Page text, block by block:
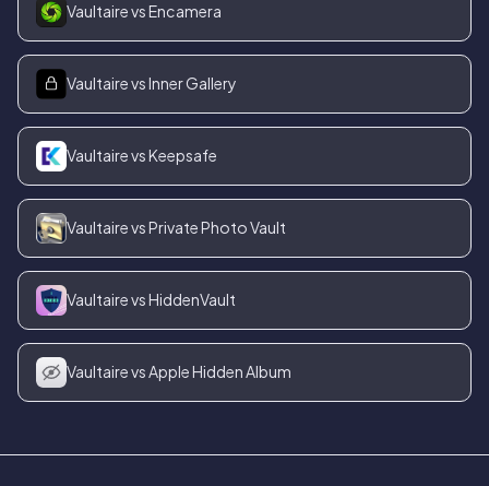
Vaultaire vs Encamera
Vaultaire vs Inner Gallery
Vaultaire vs Keepsafe
Vaultaire vs Private Photo Vault
Vaultaire vs HiddenVault
Vaultaire vs Apple Hidden Album